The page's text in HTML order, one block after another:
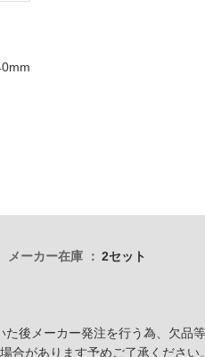
メーカー在庫 2セット
た後メーカー発注を行う為、欠品
合があります予めご了承ください。